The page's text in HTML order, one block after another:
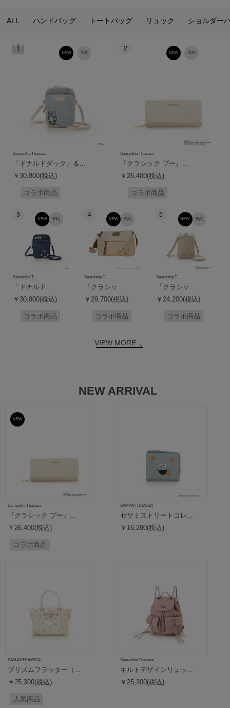
ALL ハンドバッグ トートバッグ リュック ショルダー
1
予約
NEW
Samantha Thavasa
「ドナルドダック」＆...
￥30,800(税込)
コラボ商品
2
予約
NEW
Samantha Thavasa
『クラシック プー』...
￥26,400(税込)
コラボ商品
3
予約
NEW
Samantha T...
「ドナルド...
￥30,800(税込)
コラボ商品
4
予約
NEW
Samantha T...
『クラシッ...
￥29,700(税込)
コラボ商品
5
予約
NEW
Samantha T...
『クラシッ...
￥24,200(税込)
コラボ商品
VIEW MORE
NEW ARRIVAL
予約
NEW
Samantha Thavasa
『クラシック プー』...
￥26,400(税込)
コラボ商品
SAMANTHAVEGA
セサミストリートコレ...
￥16,280(税込)
SAMANTHAVEGA
プリズムフラッター（...
￥25,300(税込)
人気商品
Samantha Thavasa
キルトデザインリュッ...
￥25,300(税込)